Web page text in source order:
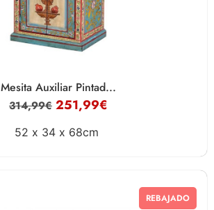
Mesita Auxiliar Pintad...
314,99€ 251,99€
52 x 34 x 68cm
REBAJADO